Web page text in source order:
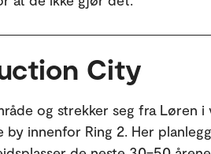
City
og strekker seg fra Løren i
innenfor Ring 2. Her